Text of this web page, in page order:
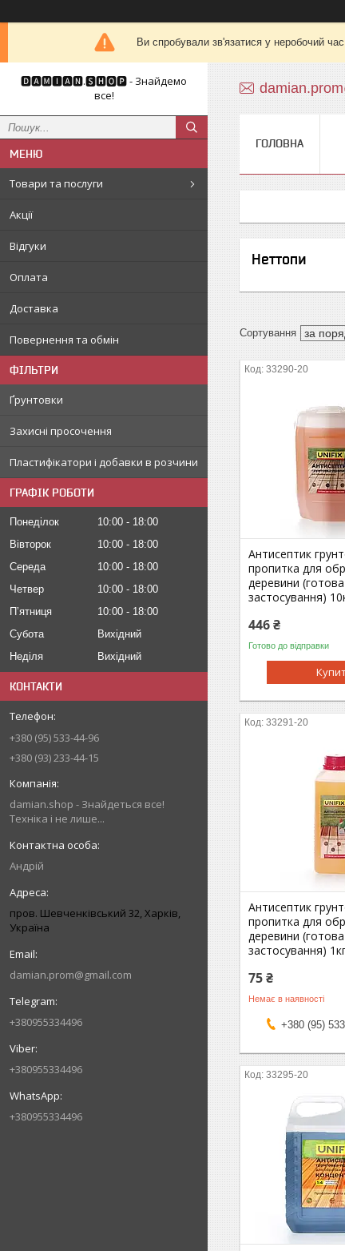
Ви спробували зв'язатися у неробочий
🅳🅰🅼🅸🅰🅽.🆂🅷🅾🅿 - Знайдемо
все!
Товари та послуги
Акції
Відгуки
Оплата
Доставка
Повернення та обмін
ФІЛЬТРИ
Ґрунтовки
Захисні просочення
Пластифікатори і добавки в розчини
ГРАФІК РОБОТИ
Понеділок 10:00
18:00
Вівторок
10:00
18:00
Середа
10:00
18:00
Четвер
10:00
18:00
Пʼятниця
10:00
18:00
Субота
Вихідний
Неділя
Вихідний
КОНТАКТИ
+380 (95) 533-44-96
+380 (93) 233-44-15
damian.shop - Знайдеться все!
Техніка і не лише...
Андрій
пров. Шевченківський 32, Харків,
Україна
damian.prom@gmail.com
+380955334496
+380955334496
+380955334496
ГОЛОВНА
Неттопи
33290-20
Антисептик
пропитка для
деревини
застосування)
446 ₴
Готово до відправки
33291-20
Антисептик
пропитка для
деревини
застосування)
75 ₴
Немає в наявності
+380 (95)
33295-20